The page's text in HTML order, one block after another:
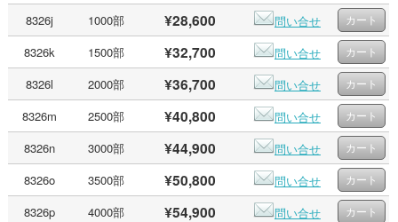
8326j
1000部 ¥28,600
問い合せ
8326k
1500部 ¥32,700
問い合せ
8326l
2000部 ¥36,700
問い合せ
8326m
2500部 ¥40,800
問い合せ
8326n
3000部 ¥44,900
問い合せ
8326o
3500部 ¥50,800
問い合せ
8326p
4000部 ¥54,900
問い合せ